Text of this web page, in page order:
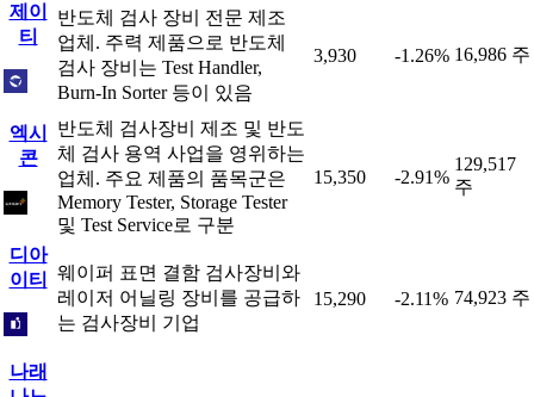
제이
티
반도체 검사 장비 전문 제조
업체. 주력 제품으로 반도체
검사 장비는 Test Handler,
Burn-In Sorter 등이 있음
3,930 -1.26% 16,986 주
엑시
콘
반도체 검사장비 제조 및 반도
체 검사 용역 사업을 영위하는
업체. 주요 제품의 품목군은
Memory Tester, Storage Tester
및 Test Service로 구분
15,350 -2.91%
129,517
주
디아
이티
웨이퍼 표면 결함 검사장비와
레이저 어닐링 장비를 공급하
는 검사장비 기업
15,290 -2.11% 74,923 주
나래